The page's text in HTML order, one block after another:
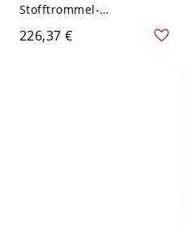
Stofftrommel-
Pendelleuchte mit
strukturierter Schirm für
226,37 €